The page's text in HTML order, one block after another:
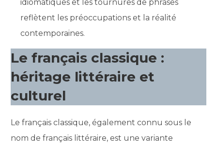
idiomatiques et les tournures de phrases
reflètent les préoccupations et la réalité
contemporaines.
Le français classique :
héritage littéraire et
culturel
Le français classique, également connu sous le
nom de français littéraire, est une variante